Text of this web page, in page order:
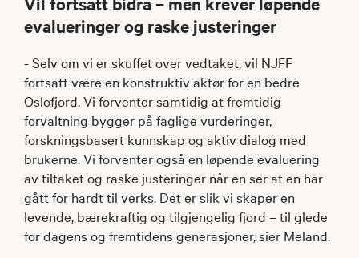
evalueringer og raske justeringer
- Selv om vi er skuffet over vedtaket, vil NJFF
fortsatt være en konstruktiv aktør for en bedre
Oslofjord. Vi forventer samtidig at fremtidig
forvaltning bygger på faglige vurderinger,
forskningsbasert kunnskap og aktiv dialog med
brukerne. Vi forventer også en løpende evaluering
av tiltaket og raske justeringer når en ser at en har
gått for hardt til verks. Det er slik vi skaper en
levende, bærekraftig og tilgjengelig fjord – til glede
for dagens og fremtidens generasjoner, sier Meland.